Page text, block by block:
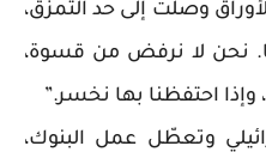
وصلت إلى حد التمزق،
نحن لا نرفض من قسوة،
وإذا احتفظنا بها نخسر.”
وتعطّل عمل البنوك،